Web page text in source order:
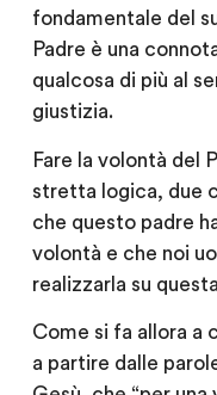
fondamentale del
Padre è una
qualcosa di più al
giustizia.
Fare la volontà del
stretta logica, due
che questo padre
volontà e che noi
realizzarla su
Come si fa allora a
a partire dalle